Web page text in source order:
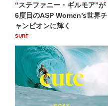
“ステファニー・ギルモア”が
6度目のASP Women’s世界チ
ャンピオンに輝く
SURF